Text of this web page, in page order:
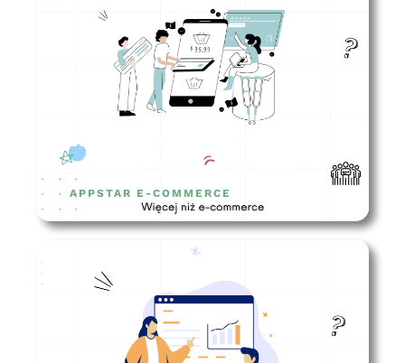
Jakie kompetencje powinien
posiadać e-commerce manager?
APPSTAR E-COMMERCE